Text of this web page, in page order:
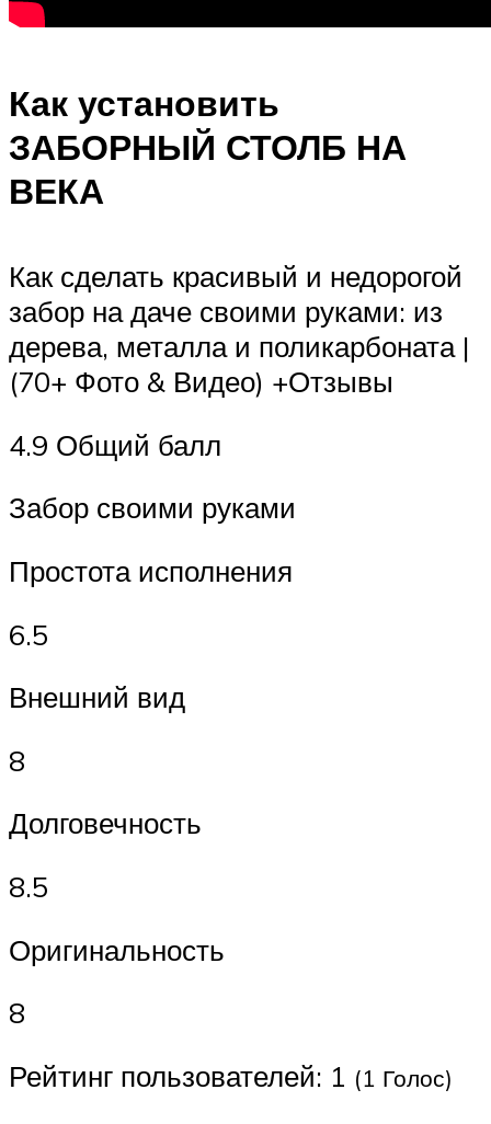
Как установить
ЗАБОРНЫЙ СТОЛБ НА
ВЕКА
Как сделать красивый и недорогой
забор на даче своими руками: из
дерева, металла и поликарбоната |
(70+ Фото & Видео) +Отзывы
4.9 Общий балл
Забор своими руками
Простота исполнения
6.5
Внешний вид
8
Долговечность
8.5
Оригинальность
8
Рейтинг пользователей: 1 (1 Голос)